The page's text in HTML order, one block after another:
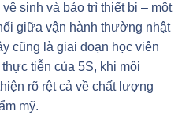
sinh và bảo trì thiết bị – một
giữa vận hành thường nhật
cũng là giai đoạn học viên
tiễn của 5S, khi môi
rõ rệt cả về chất lượng
mỹ.